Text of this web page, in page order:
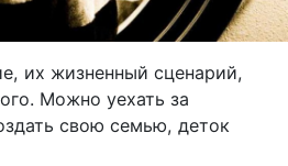
их жизненный сценарий,
Можно уехать за
свою семью, деток